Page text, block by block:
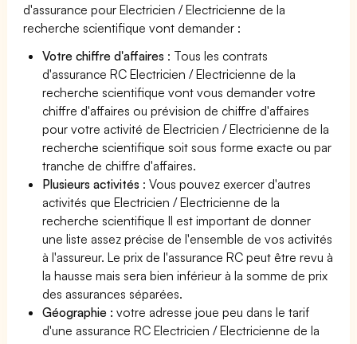
d'assurance pour Electricien / Electricienne de la
recherche scientifique vont demander :
Votre chiffre d'affaires : Tous les contrats
d'assurance RC Electricien / Electricienne de la
recherche scientifique vont vous demander votre
chiffre d'affaires ou prévision de chiffre d'affaires
pour votre activité de Electricien / Electricienne de la
recherche scientifique soit sous forme exacte ou par
tranche de chiffre d'affaires.
Plusieurs activités : Vous pouvez exercer d'autres
activités que Electricien / Electricienne de la
recherche scientifique Il est important de donner
une liste assez précise de l'ensemble de vos activités
à l'assureur. Le prix de l'assurance RC peut être revu à
la hausse mais sera bien inférieur à la somme de prix
des assurances séparées.
Géographie :votre adresse joue peu dans le tarif
d'une assurance RC Electricien / Electricienne de la